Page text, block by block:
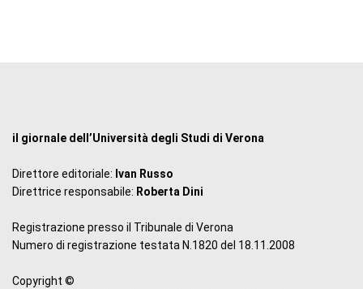
il giornale dell’Università degli Studi di Verona
Direttore editoriale: Ivan Russo
Direttrice responsabile: Roberta Dini
Registrazione presso il Tribunale di Verona
Numero di registrazione testata N.1820 del 18.11.2008
Copyright ©